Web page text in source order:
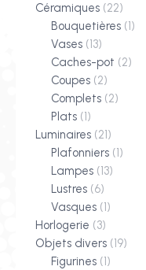
Céramiques (22)
Bouquetières (1)
Vases (13)
Caches-pot (2)
Coupes (2)
Complets (2)
Plats (1)
Luminaires (21)
Plafonniers (1)
Lampes (13)
Lustres (6)
Vasques (1)
Horlogerie (3)
Objets divers (19)
Figurines (1)